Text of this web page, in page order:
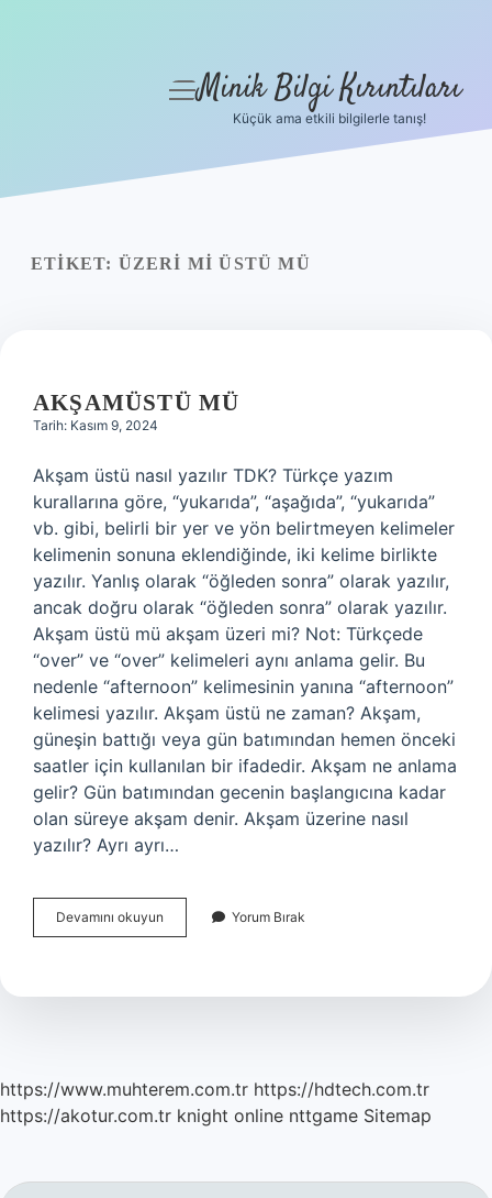
Yasal Uyarı
menüyü
Minik Bilgi Kırıntıları
Küçük ama etkili bilgilerle tanış!
ETIKET: ÜZERI MI ÜSTÜ MÜ
AKŞAMÜSTÜ MÜ
Tarih: Kasım 9, 2024
Akşam üstü nasıl yazılır TDK? Türkçe yazım
kurallarına göre, “yukarıda”, “aşağıda”, “yukarıda”
vb. gibi, belirli bir yer ve yön belirtmeyen kelimeler
kelimenin sonuna eklendiğinde, iki kelime birlikte
yazılır. Yanlış olarak “öğleden sonra” olarak yazılır,
ancak doğru olarak “öğleden sonra” olarak yazılır.
Akşam üstü mü akşam üzeri mi? Not: Türkçede
“over” ve “over” kelimeleri aynı anlama gelir. Bu
nedenle “afternoon” kelimesinin yanına “afternoon”
kelimesi yazılır. Akşam üstü ne zaman? Akşam,
güneşin battığı veya gün batımından hemen önceki
saatler için kullanılan bir ifadedir. Akşam ne anlama
gelir? Gün batımından gecenin başlangıcına kadar
olan süreye akşam denir. Akşam üzerine nasıl
yazılır? Ayrı ayrı…
Devamını okuyun Akşamüstü
Mü
Yorum Bırak
https://www.muhterem.com.tr https://hdtech.com.tr
https://akotur.com.tr knight online nttgame Sitemap